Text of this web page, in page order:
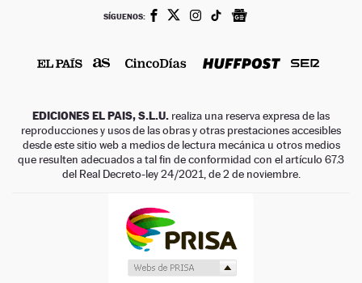
SÍGUENOS:
EDICIONES EL PAIS, S.L.U. realiza una reserva expresa de las
reproducciones y usos de las obras y otras prestaciones accesibles
desde este sitio web a medios de lectura mecánica u otros medios
que resulten adecuados a tal fin de conformidad con el artículo 67.3
del Real Decreto-ley 24/2021, de 2 de noviembre.